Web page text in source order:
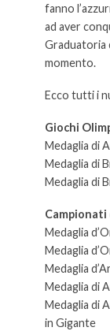
fanno
ad aver
Graduatoria
momento.
Ecco tutti i
Giochi
Medaglia di
Medaglia di
Medaglia di
Campionati
Medaglia
Medaglia
Medaglia
Medaglia di
Medaglia di
in Gigante